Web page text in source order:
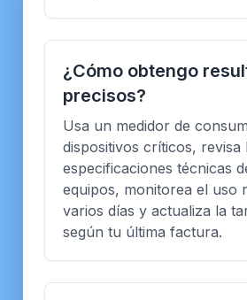
¿Cómo obtengo
precisos?
Usa un medidor de
dispositivos críticos, revisa
especificaciones técnicas
equipos, monitorea el uso
varios días y actualiza la
según tu última factura.